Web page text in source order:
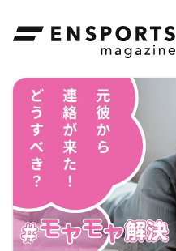
ENSPORTS magazine